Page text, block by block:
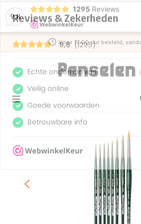
9,8
1295 Reviews
hoofdinhoud
Voor 17:00 uur besteld,